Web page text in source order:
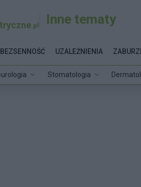
.pl Inne tematy
Stomatologia
BEZSENNOŚĆ UZALEŻNIENIA